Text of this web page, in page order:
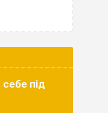
під